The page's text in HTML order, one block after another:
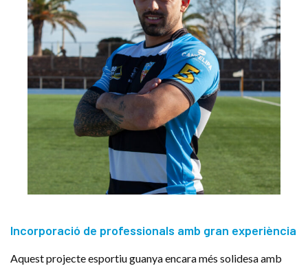
Incorporació de professionals amb gran experiència
Aquest projecte esportiu guanya encara més solidesa amb